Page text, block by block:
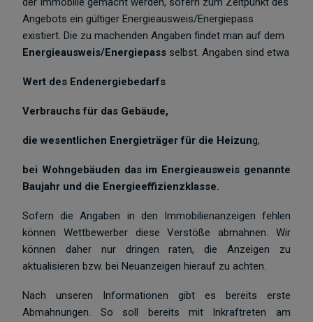
Angebots ein gültiger Energieausweis/Energiepass
existiert. Die zu machenden Angaben findet man auf dem
Energieausweis/Energiepass selbst. Angaben sind etwa
Wert des Endenergiebedarfs
Verbrauchs für das Gebäude,
die wesentlichen Energieträger für die Heizung,
bei Wohngebäuden das im Energieausweis genannte
Baujahr und die Energieeffizienzklasse.
Sofern die Angaben in den Immobilienanzeigen fehlen
können Wettbewerber diese Verstöße abmahnen. Wir
können daher nur dringen raten, die Anzeigen zu
aktualisieren bzw. bei Neuanzeigen hierauf zu achten.
Nach unseren Informationen gibt es bereits erste
Abmahnungen. So soll bereits mit Inkraftreten am